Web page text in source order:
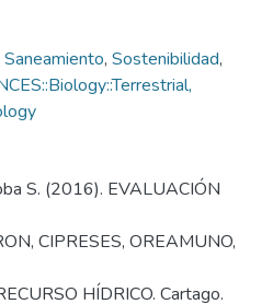
Saneamiento, Sostenibilidad,
S. (2016). EVALUACIÓN
CIPRESES, OREAMUNO,
HÍDRICO. Cartago.